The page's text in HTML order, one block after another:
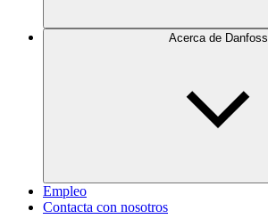
Acerca de Danfoss
Empleo
Contacta con nosotros